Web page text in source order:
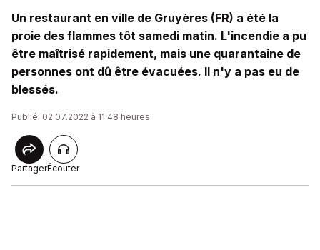
Un restaurant en ville de Gruyères (FR) a été la
proie des flammes tôt samedi matin. L'incendie a pu
être maîtrisé rapidement, mais une quarantaine de
personnes ont dû être évacuées. Il n'y a pas eu de
blessés.
Publié: 02.07.2022 à 11:48 heures
PartagerÉcouter